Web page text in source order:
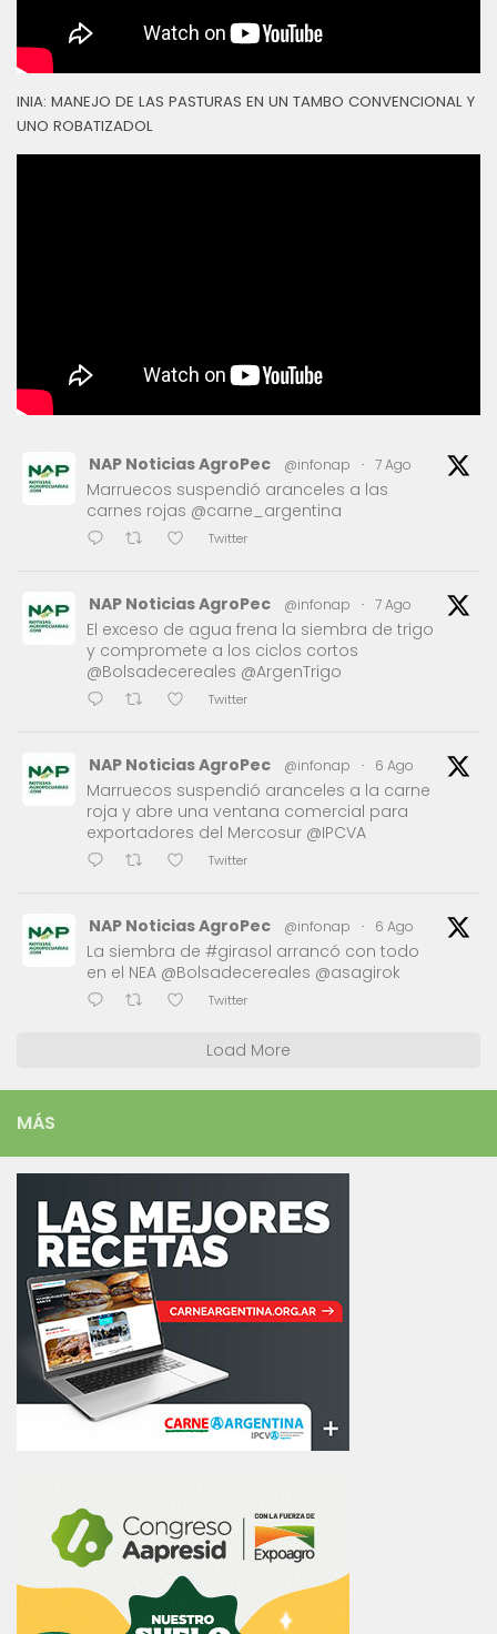
INIA: MANEJO DE LAS PASTURAS EN UN TAMBO CONVENCIONAL Y
UNO ROBATIZADOL
NAP Noticias AgroPec @infonap · 7 Ago
Marruecos suspendió aranceles a las
carnes rojas @carne_argentina
Twitter
NAP Noticias AgroPec @infonap · 7 Ago
El exceso de agua frena la siembra de trigo
y compromete a los ciclos cortos
@Bolsadecereales @ArgenTrigo
Twitter
NAP Noticias AgroPec @infonap · 6 Ago
Marruecos suspendió aranceles a la carne
roja y abre una ventana comercial para
exportadores del Mercosur @IPCVA
Twitter
NAP Noticias AgroPec @infonap · 6 Ago
La siembra de #girasol arrancó con todo
en el NEA @Bolsadecereales @asagirok
Twitter
Load More
MÁS